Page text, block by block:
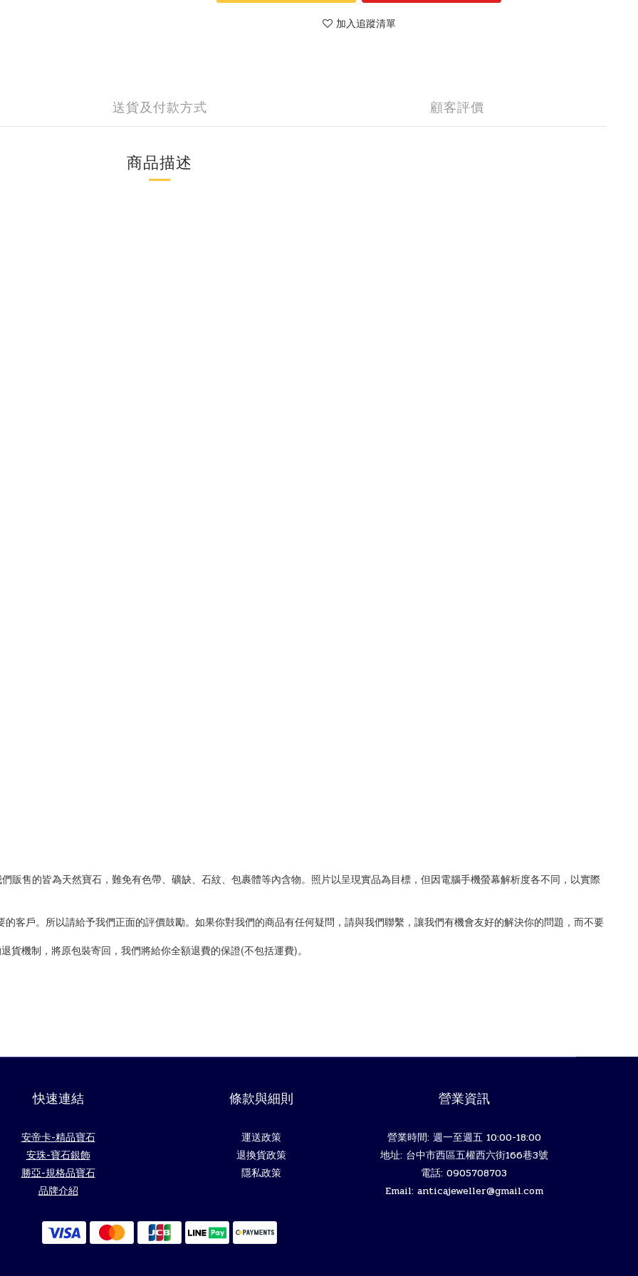
加入追蹤清單
送貨及付款方式 顧客評價
商品描述
販售的皆為天然寶石，難免有色帶、礦缺、石紋、包裹體等內含物。照片以呈現實品為目標，但因電腦手機螢幕解析度各不同，以實際
客戶。所以請給予我們正面的評價鼓勵。如果你對我們的商品有任何疑問，請與我們聯繫，讓我們有機會友好的解決你的問題，而不要
機制，將原包裝寄回，我們將給你全額退費的保證(不包括運費)。
快速連結
安帝卡-精品寶石
安珠-寶石銀飾
勝亞-規格品寶石
品牌介紹
條款與細則
運送政策
退換貨政策
隱私政策
營業資訊
營業時間: 週一至週五 10:00-18:00
地址: 台中市西區五權西六街166巷3號
電話: 0905708703
Email: anticajeweller@gmail.com